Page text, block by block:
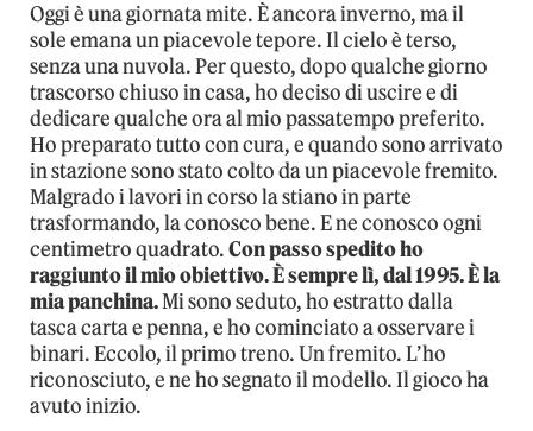
Oggi è una giornata mite. È ancora inverno, ma il
sole emana un piacevole tepore. Il cielo è terso,
senza una nuvola. Per questo, dopo qualche giorno
trascorso chiuso in casa, ho deciso di uscire e di
dedicare qualche ora al mio passatempo preferito.
Ho preparato tutto con cura, e quando sono arrivato
in stazione sono stato colto da un piacevole fremito.
Malgrado i lavori in corso la stiano in parte
trasformando, la conosco bene. E ne conosco ogni
centimetro quadrato.Con passo spedito ho
raggiunto il mio obiettivo. È sempre lì, dal 1995. È la
mia panchina.Mi sono seduto, ho estratto dalla
tasca carta e penna, e ho cominciato a osservare i
binari. Eccolo, il primo treno. Un fremito. L’ho
riconosciuto, e ne ho segnato il modello. Il gioco ha
avuto inizio.